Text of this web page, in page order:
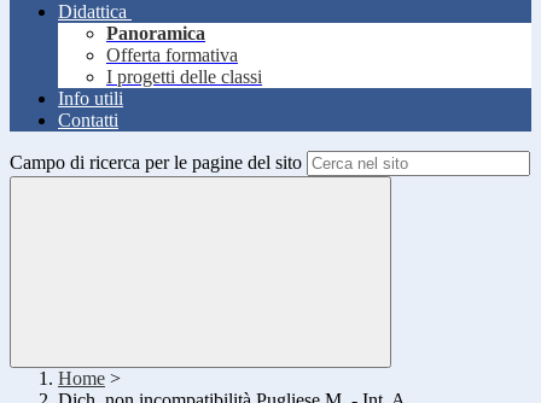
Didattica
Panoramica
Offerta formativa
I progetti delle classi
Info utili
Contatti
Campo di ricerca per le pagine del sito
Home >